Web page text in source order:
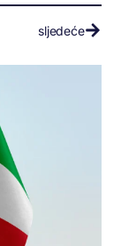
sljedeće